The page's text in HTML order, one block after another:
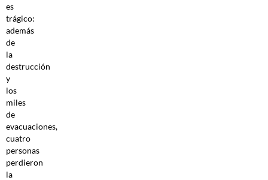
es
trágico:
además
de
la
destrucción
y
los
miles
de
evacuaciones,
cuatro
personas
perdieron
la